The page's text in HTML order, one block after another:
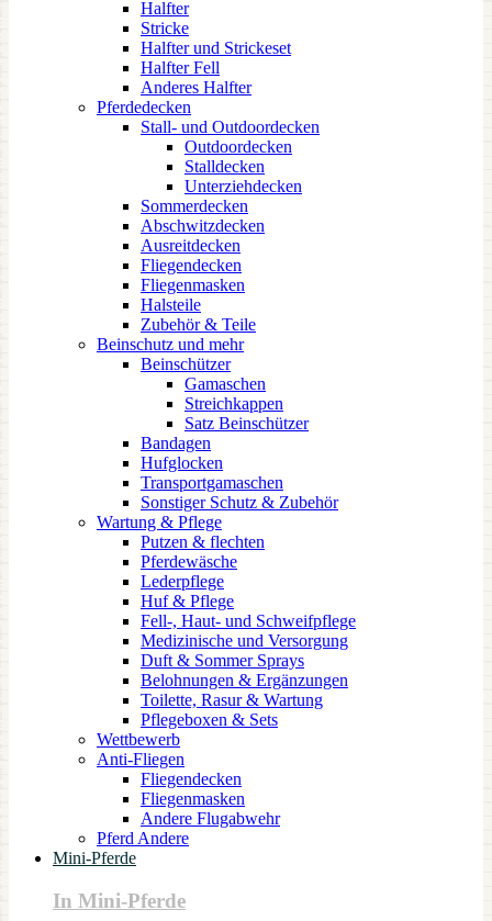
Halfter
Stricke
Halfter und Strickeset
Halfter Fell
Anderes Halfter
Pferdedecken
Stall- und Outdoordecken
Outdoordecken
Stalldecken
Unterziehdecken
Sommerdecken
Abschwitzdecken
Ausreitdecken
Fliegendecken
Fliegenmasken
Halsteile
Zubehör & Teile
Beinschutz und mehr
Beinschützer
Gamaschen
Streichkappen
Satz Beinschützer
Bandagen
Hufglocken
Transportgamaschen
Sonstiger Schutz & Zubehör
Wartung & Pflege
Putzen & flechten
Pferdewäsche
Lederpflege
Huf & Pflege
Fell-, Haut- und Schweifpflege
Medizinische und Versorgung
Duft & Sommer Sprays
Belohnungen & Ergänzungen
Toilette, Rasur & Wartung
Pflegeboxen & Sets
Wettbewerb
Anti-Fliegen
Fliegendecken
Fliegenmasken
Andere Flugabwehr
Pferd Andere
Mini-Pferde
In Mini-Pferde